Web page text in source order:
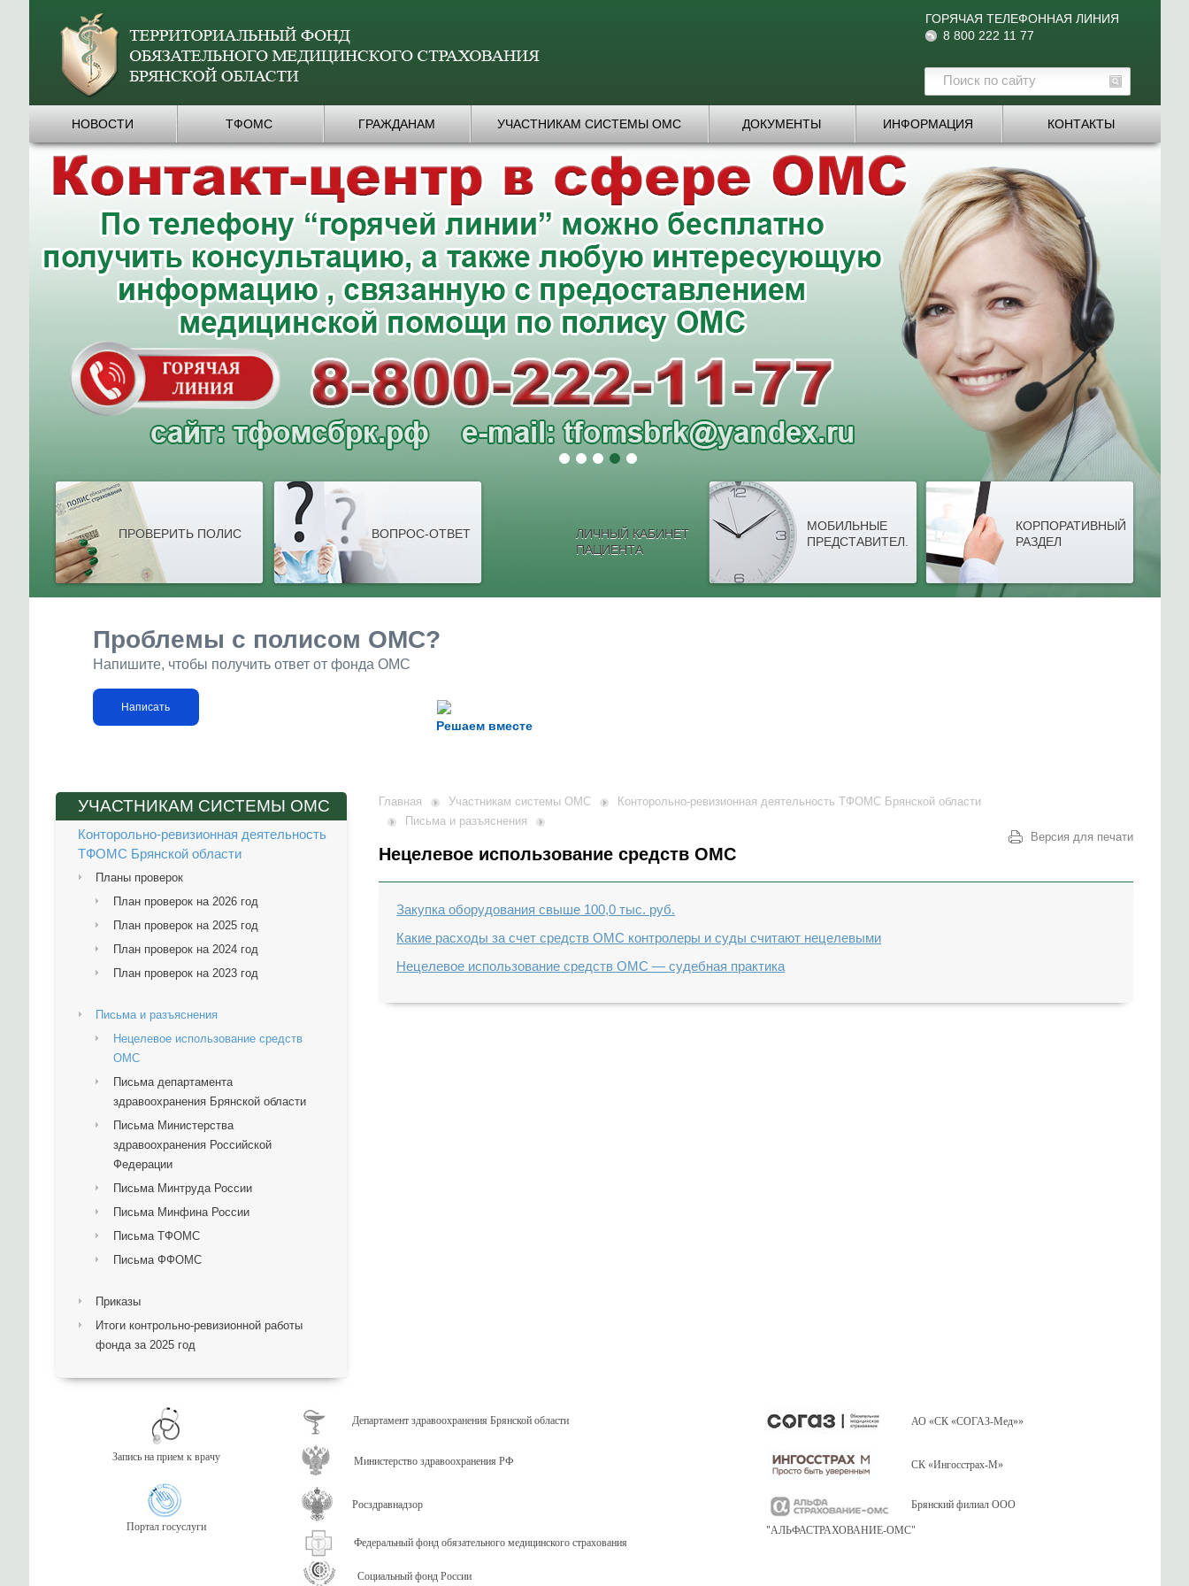
ГОРЯЧАЯ ТЕЛЕФОННАЯ ЛИНИЯ
8 800 222 11 77
НОВОСТИ ТФОМС ГРАЖДАНАМ УЧАСТНИКАМ СИСТЕМЫ ОМС ДОКУМЕНТЫ ИНФОРМАЦИЯ КОНТАКТЫ
ПРОВЕРИТЬ ПОЛИС ВОПРОС-ОТВЕТ
ЛИЧНЫЙ КАБИНЕТ
ПАЦИЕНТА
МОБИЛЬНЫЕ
ПРЕДСТАВИТЕЛ.
КОРПОРАТИВНЫЙ
РАЗДЕЛ
Решаем вместе
Проблемы с полисом ОМС?
Напишите, чтобы получить ответ от фонда ОМС
Написать
УЧАСТНИКАМ СИСТЕМЫ ОМС
Конторольно-ревизионная деятельность
ТФОМС Брянской области
Планы проверок
План проверок на 2026 год
План проверок на 2025 год
План проверок на 2024 год
План проверок на 2023 год
Письма и разъяснения
Нецелевое использование средств
ОМС
Письма департамента
здравоохранения Брянской области
Письма Министерства
здравоохранения Российской
Федерации
Письма Минтруда России
Письма Минфина России
Письма ТФОМС
Письма ФФОМС
Приказы
Итоги контрольно-ревизионной работы
фонда за 2025 год
Главная Участникам системы ОМС
Конторольно-ревизионная деятельность ТФОМС Брянской области
Письма и разъяснения
Нецелевое использование средств ОМС
Версия для печати
Закупка оборудования свыше 100,0 тыс. руб.
Какие расходы за счет средств ОМС контролеры и суды считают нецелевыми
Нецелевое использование средств ОМС — судебная практика
Запись на прием к врачу
Портал госуслуги
Департамент здравоохранения Брянской области
Министерство здравоохранения РФ
Росздравнадзор
Федеральный фонд обязательного медицинского страхования
Социальный фонд России
АО «СК «СОГАЗ-Мед»»
СК «Ингосстрах-М»
Брянский филиал ООО
"АЛЬФАСТРАХОВАНИЕ-ОМС"